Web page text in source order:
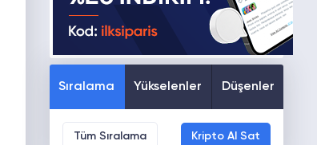
Sıralama Yükselenler Düşenler
Tüm Sıralama Kripto Al Sat